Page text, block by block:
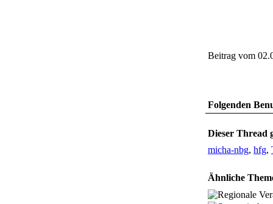
Beitrag vom
Folgenden
Dieser Thread
micha-nbg, hfg,
Ähnliche